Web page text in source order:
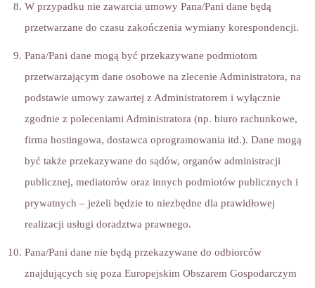
W przypadku nie zawarcia umowy Pana/Pani dane będą
przetwarzane do czasu zakończenia wymiany korespondencji.
Pana/Pani dane mogą być przekazywane podmiotom
przetwarzającym dane osobowe na zlecenie Administratora, na
podstawie umowy zawartej z Administratorem i wyłącznie
zgodnie z poleceniami Administratora (np. biuro rachunkowe,
firma hostingowa, dostawca oprogramowania itd.). Dane mogą
być także przekazywane do sądów, organów administracji
publicznej, mediatorów oraz innych podmiotów publicznych i
prywatnych – jeżeli będzie to niezbędne dla prawidłowej
realizacji usługi doradztwa prawnego.
Pana/Pani dane nie będą przekazywane do odbiorców
znajdujących się poza Europejskim Obszarem Gospodarczym